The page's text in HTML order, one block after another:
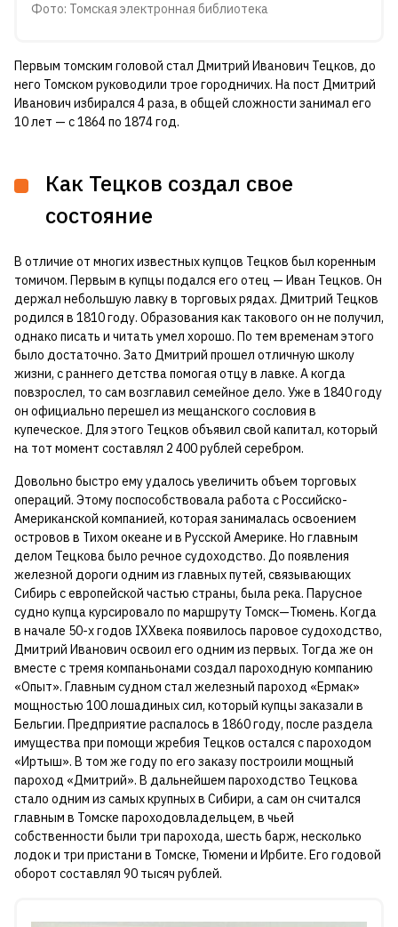
Фото: Томская электронная библиотека
Первым томским головой стал Дмитрий Иванович Тецков, до
него Томском руководили трое городничих. На пост Дмитрий
Иванович избирался 4 раза, в общей сложности занимал его
10 лет — с 1864 по 1874 год.
Как Тецков создал свое
состояние
В отличие от многих известных купцов Тецков был коренным
томичом. Первым в купцы подался его отец — Иван Тецков. Он
держал небольшую лавку в торговых рядах. Дмитрий Тецков
родился в 1810 году. Образования как такового он не получил,
однако писать и читать умел хорошо. По тем временам этого
было достаточно. Зато Дмитрий прошел отличную школу
жизни, с раннего детства помогая отцу в лавке. А когда
повзрослел, то сам возглавил семейное дело. Уже в 1840 году
он официально перешел из мещанского сословия в
купеческое. Для этого Тецков объявил свой капитал, который
на тот момент составлял 2 400 рублей серебром.
Довольно быстро ему удалось увеличить объем торговых
операций. Этому поспособствовала работа с Российско-
Американской компанией, которая занималась освоением
островов в Тихом океане и в Русской Америке. Но главным
делом Тецкова было речное судоходство. До появления
железной дороги одним из главных путей, связывающих
Сибирь с европейской частью страны, была река. Парусное
судно купца курсировало по маршруту Томск—Тюмень. Когда
в начале 50-х годов IXXвека появилось паровое судоходство,
Дмитрий Иванович освоил его одним из первых. Тогда же он
вместе с тремя компаньонами создал пароходную компанию
«Опыт». Главным судном стал железный пароход «Ермак»
мощностью 100 лошадиных сил, который купцы заказали в
Бельгии. Предприятие распалось в 1860 году, после раздела
имущества при помощи жребия Тецков остался с пароходом
«Иртыш». В том же году по его заказу построили мощный
пароход «Дмитрий». В дальнейшем пароходство Тецкова
стало одним из самых крупных в Сибири, а сам он считался
главным в Томске пароходовладельцем, в чьей
собственности были три парохода, шесть барж, несколько
лодок и три пристани в Томске, Тюмени и Ирбите. Его годовой
оборот составлял 90 тысяч рублей.